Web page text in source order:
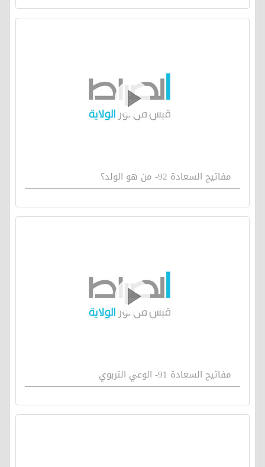
مفاتيح السعادة 92- من هو الولد؟
مفاتيح السعادة 91- الوعي التربوي